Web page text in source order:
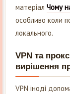
матеріал Чому
особливо коли
локального.
VPN та
вирішення
VPN іноді